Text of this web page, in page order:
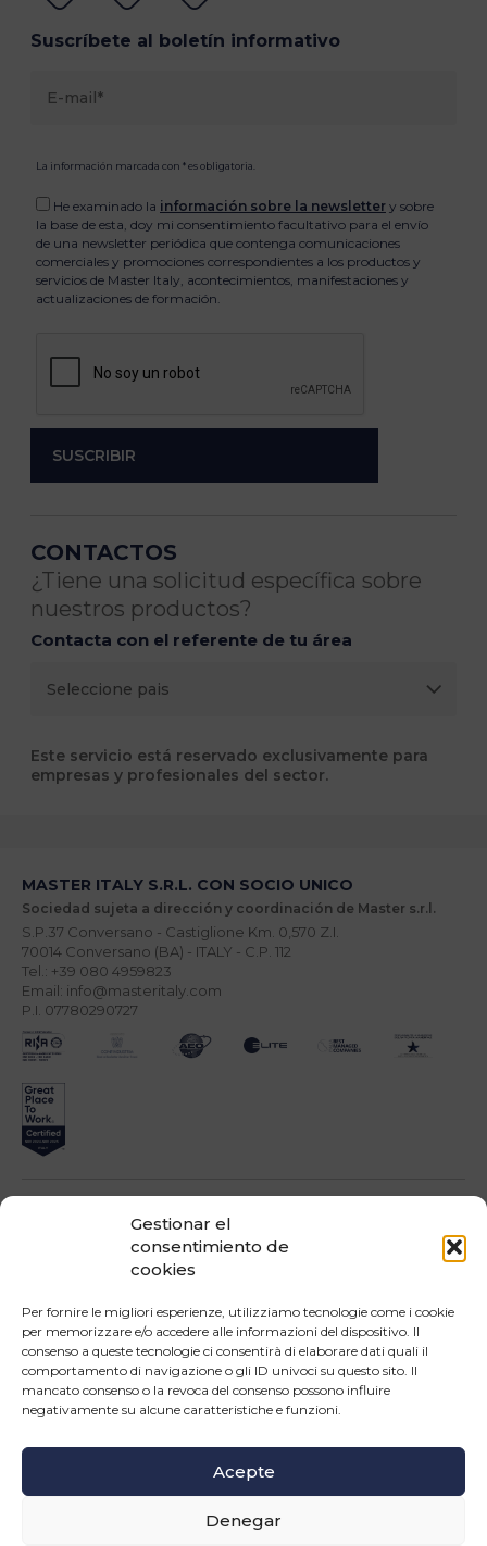
Gestionar el
consentimiento de
cookies
Per fornire le migliori esperienze, utilizziamo tecnologie come i cookie
per memorizzare e/o accedere alle informazioni del dispositivo. Il
consenso a queste tecnologie ci consentirà di elaborare dati quali il
comportamento di navigazione o gli ID univoci su questo sito. Il
mancato consenso o la revoca del consenso possono influire
negativamente su alcune caratteristiche e funzioni.
Acepte
Denegar
Suscríbete al boletín informativo
La información marcada con * es obligatoria.
He examinado la información sobre la newsletter y sobre
la base de esta, doy mi consentimiento facultativo para el envío
de una newsletter periódica que contenga comunicaciones
comerciales y promociones correspondientes a los productos y
servicios de Master Italy, acontecimientos, manifestaciones y
actualizaciones de formación.
CONTACTOS
¿Tiene una solicitud específica sobre
nuestros productos?
Contacta con el referente de tu área
Este servicio está reservado exclusivamente para
empresas y profesionales del sector.
MASTER ITALY S.R.L. CON SOCIO UNICO
Sociedad sujeta a dirección y coordinación de Master s.r.l.
S.P.37 Conversano - Castiglione Km. 0,570 Z.I.
70014 Conversano (BA) - ITALY - C.P. 112
Tel.: +39 080 4959823
Email: info@masteritaly.com
P.I. 07780290727
Impresa beneficiari ai sensi dell'Avviso INNOPROCESS - interventi di supporto a
Operazione confinanziata dall'Unione Europea - POR Puglia 2014-2020 - Fondo FESR -
SÍGUENOS
© Copyright 2026 Master srl - Tutti i diritti riservati